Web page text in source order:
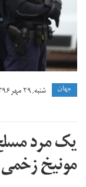
جهان شنبه, ۲۹ مهر ۱۳۹۶ ۱۲:۴۹
یک مرد
مونیخ